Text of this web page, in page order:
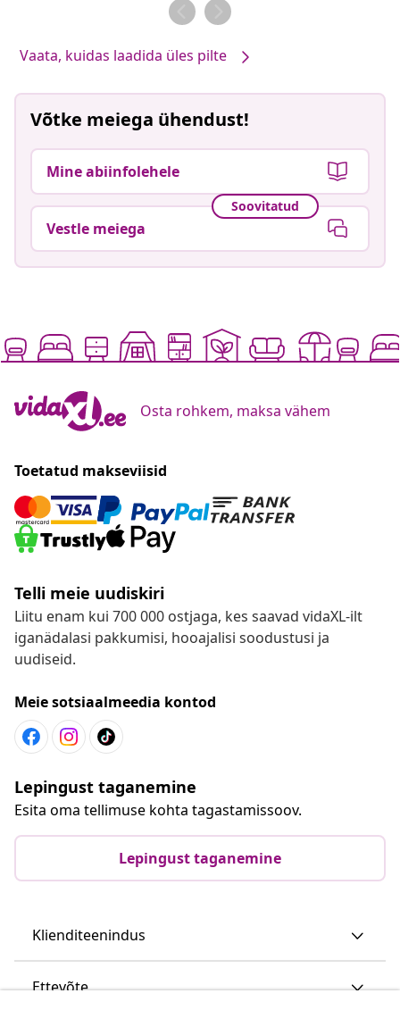
Vaata, kuidas laadida üles pilte
Võtke meiega ühendust!
Mine abiinfolehele
Soovitatud
Vestle meiega
Osta rohkem, maksa vähem
Toetatud makseviisid
Telli meie uudiskiri
Liitu enam kui 700 000 ostjaga, kes saavad vidaXL-ilt
iganädalasi pakkumisi, hooajalisi soodustusi ja
uudiseid.
Meie sotsiaalmeedia kontod
Lepingust taganemine
Esita oma tellimuse kohta tagastamissoov.
Lepingust taganemine
Klienditeenindus
Ettevõte